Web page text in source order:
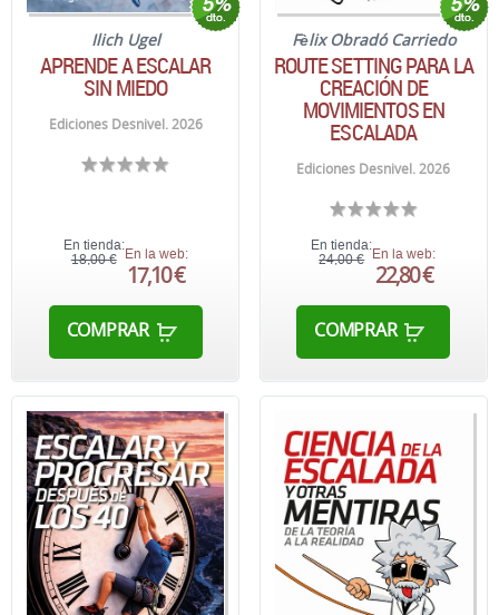
Ilich Ugel
APRENDE A ESCALAR
SIN MIEDO
Ediciones Desnivel. 2026
En tienda:
18,00 € En la web:
17,10 €
COMPRAR
Fèlix Obradó Carriedo
ROUTE SETTING PARA LA
CREACIÓN DE
MOVIMIENTOS EN
ESCALADA
Ediciones Desnivel. 2026
En tienda:
24,00 € En la web:
22,80 €
COMPRAR